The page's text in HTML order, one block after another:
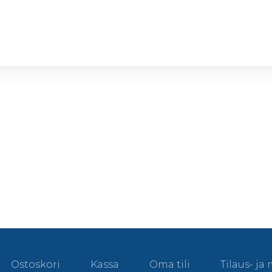
Ostoskori Kassa Oma tili Tilaus- ja